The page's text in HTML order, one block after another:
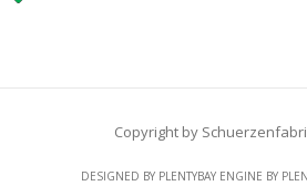
Copyright by
DESIGNED BY PLENTYBAYENGINE BY